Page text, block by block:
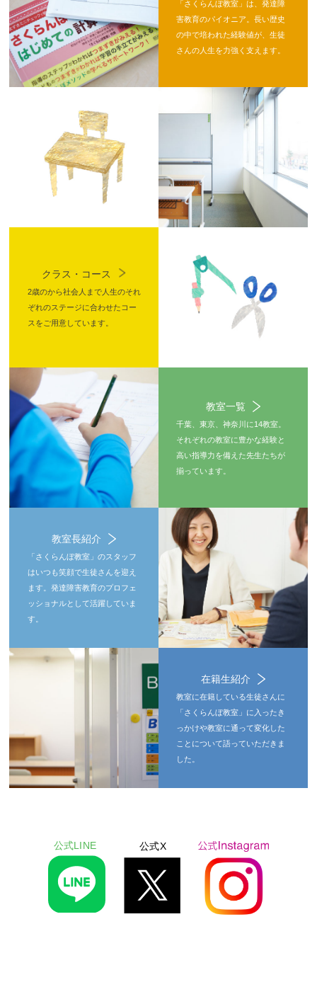
「さくらんぼ教室」は、発達障
害教育のパイオニア。長い歴史
の中で培われた経験値が、生徒
さんの人生を力強く支えます。
クラス・コース
2歳のから社会人まで人生のそれ
ぞれのステージに合わせたコー
スをご用意しています。
教室一覧
千葉、東京、神奈川に14教室。
それぞれの教室に豊かな経験と
高い指導力を備えた先生たちが
揃っています。
教室長紹介
「さくらんぼ教室」のスタッフ
はいつも笑顔で生徒さんを迎え
ます。発達障害教育のプロフェ
ッショナルとして活躍していま
す。
在籍生紹介
教室に在籍している生徒さんに
「さくらんぼ教室」に入ったき
っかけや教室に通って変化した
ことについて語っていただきま
した。